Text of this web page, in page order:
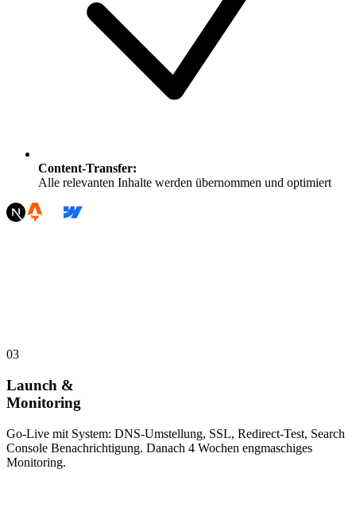
Content-Transfer:
Alle relevanten Inhalte werden übernommen und optimiert
03
Launch &
Monitoring
Go-Live mit System: DNS-Umstellung, SSL, Redirect-Test, Search
Console Benachrichtigung. Danach 4 Wochen engmaschiges
Monitoring.